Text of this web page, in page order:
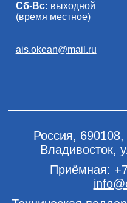
Сб-Вс: выходной
(время местное)
ais.okean@mail.ru
Россия,
Владивосток,
Приёмная: